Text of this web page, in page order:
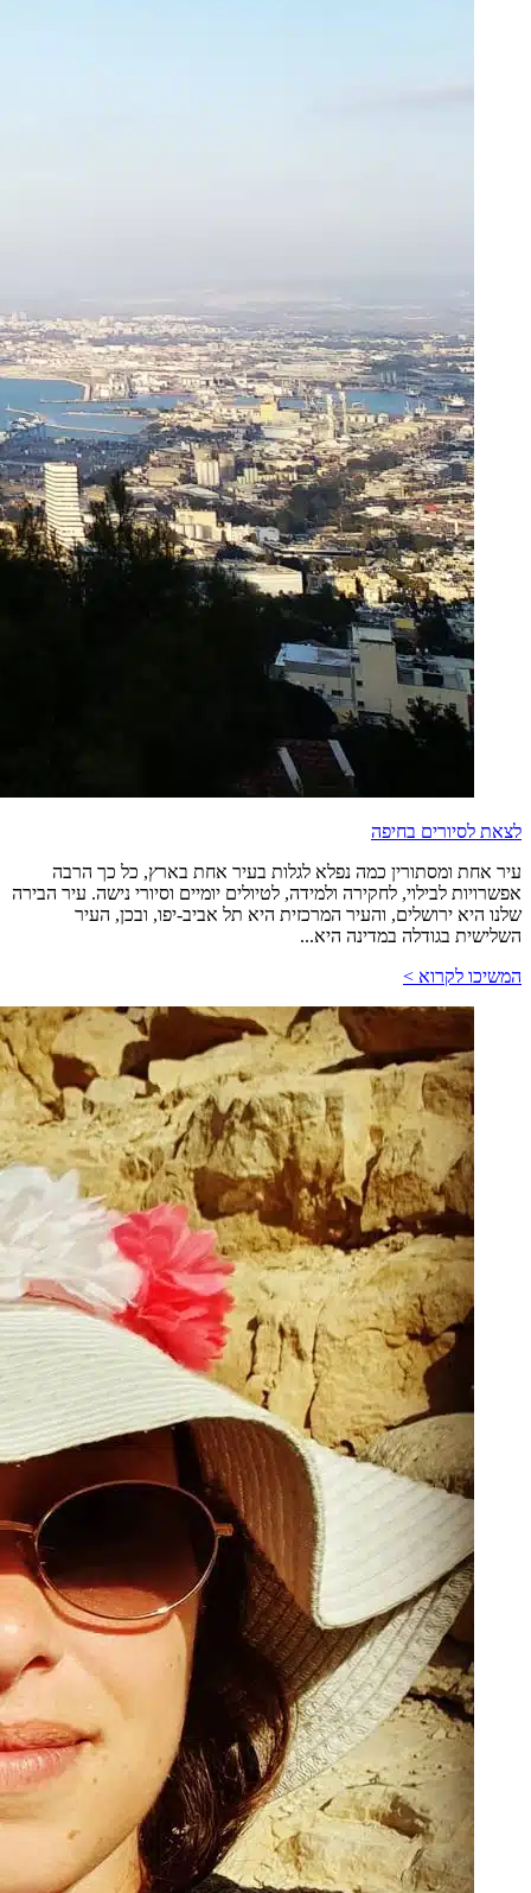
לצאת לסיורים בחיפה
עיר אחת ומסתורין כמה נפלא לגלות בעיר אחת בארץ, כל כך הרבה
אפשרויות לבילוי, לחקירה ולמידה, לטיולים יומיים וסיורי נישה. עיר הבירה
שלנו היא ירושלים, והעיר המרכזית היא תל אביב-יפו, ובכן, העיר
השלישית בגודלה במדינה היא...
המשיכו לקרוא >